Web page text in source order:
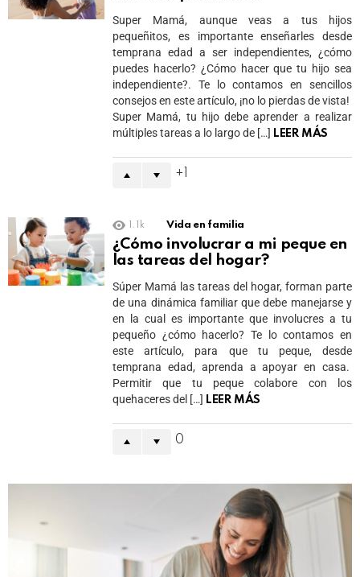
Super Mamá, aunque veas a tus hijos
pequeñitos, es importante enseñarles desde
temprana edad a ser independientes, ¿cómo
puedes hacerlo? ¿Cómo hacer que tu hijo sea
independiente?. Te lo contamos en sencillos
consejos en este artículo, ¡no lo pierdas de vista!
Super Mamá, tu hijo debe aprender a realizar
múltiples tareas a lo largo de […] LEER MÁS
1
1.1k Vida en familia
¿Cómo involucrar a mi peque en
las tareas del hogar?
Súper Mamá las tareas del hogar, forman parte
de una dinámica familiar que debe manejarse y
en la cual es importante que involucres a tu
pequeño ¿cómo hacerlo? Te lo contamos en
este artículo, para que tu peque, desde
temprana edad, aprenda a apoyar en casa.
Permitir que tu peque colabore con los
quehaceres del […] LEER MÁS
0